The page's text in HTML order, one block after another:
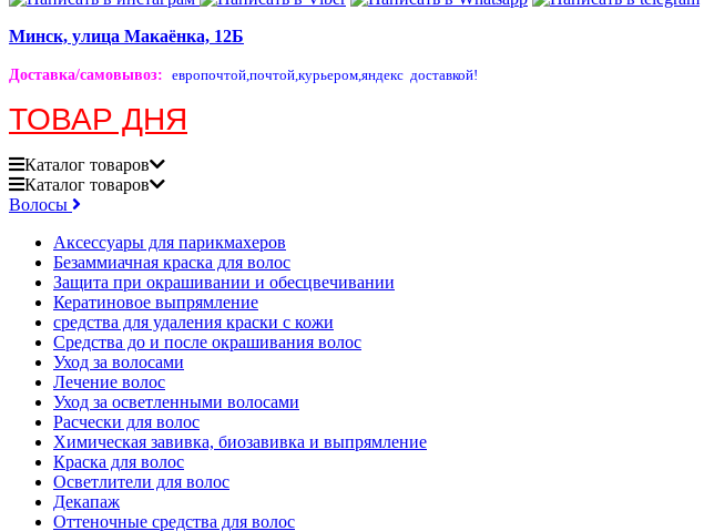
Минск, улица Макаёнка, 12Б
Доставка/самовывоз: европочтой,почтой,курьером,яндекс доставкой!
ТОВАР ДНЯ
Каталог товаров
Каталог товаров
Волосы
Аксессуары для парикмахеров
Безаммиачная краска для волос
Защита при окрашивании и обесцвечивании
Кератиновое выпрямление
средства для удаления краски с кожи
Средства до и после окрашивания волос
Уход за волосами
Лечение волос
Уход за осветленными волосами
Расчески для волос
Химическая завивка, биозавивка и выпрямление
Краска для волос
Осветлители для волос
Декапаж
Оттеночные средства для волос